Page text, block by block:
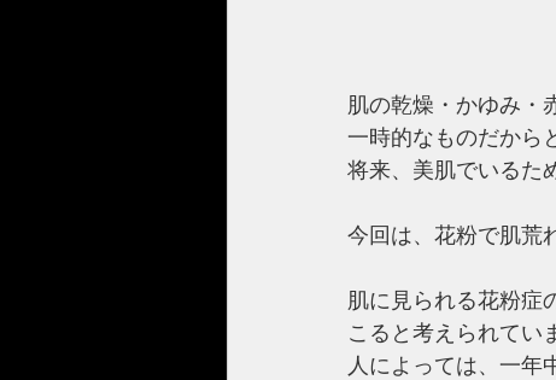
肌の乾燥・かゆみ・
一時的なものだから
将来、美肌でいるた
今回は、花粉で肌荒
肌に見られる花粉症
こると考えられてい
人によっては、一年